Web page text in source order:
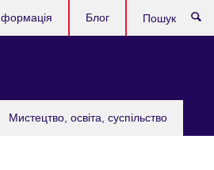
Мистецтво, освіта, суспільство
Блог